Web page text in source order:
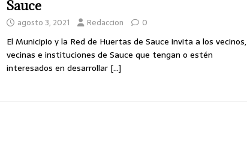
Sauce
agosto 3, 2021 Redaccion 0
El Municipio y la Red de Huertas de Sauce invita a los vecinos,
vecinas e instituciones de Sauce que tengan o estén
interesados en desarrollar […]